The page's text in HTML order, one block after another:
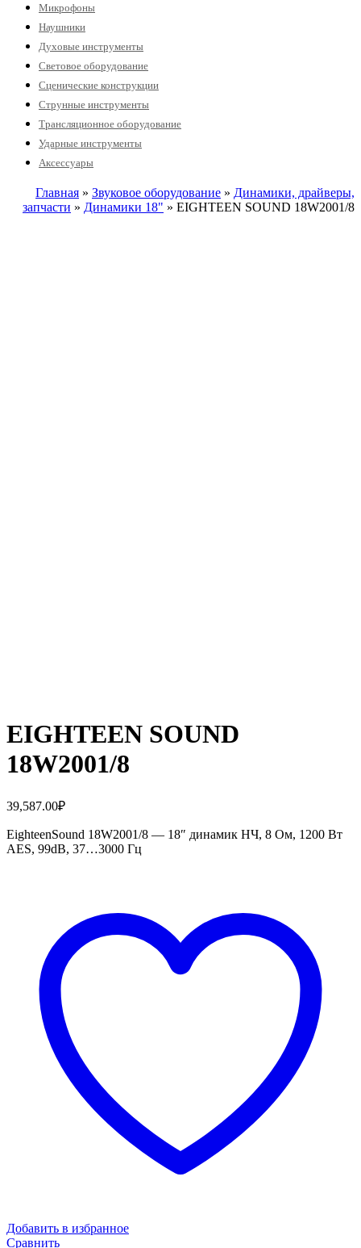
Микрофоны
Наушники
Духовые инструменты
Световое оборудование
Сценические конструкции
Струнные инструменты
Трансляционное оборудование
Ударные инструменты
Аксессуары
Главная » Звуковое оборудование » Динамики, драйверы,
запчасти » Динамики 18" » EIGHTEEN SOUND 18W2001/8
EIGHTEEN SOUND
18W2001/8
39,587.00₽
EighteenSound 18W2001/8 — 18″ динамик НЧ, 8 Ом, 1200 Вт
AES, 99dB, 37…3000 Гц
Добавить в избранное
Сравнить